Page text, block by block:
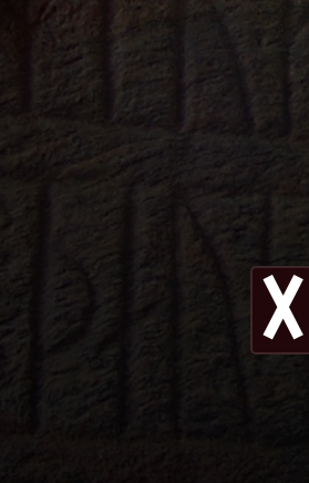
G